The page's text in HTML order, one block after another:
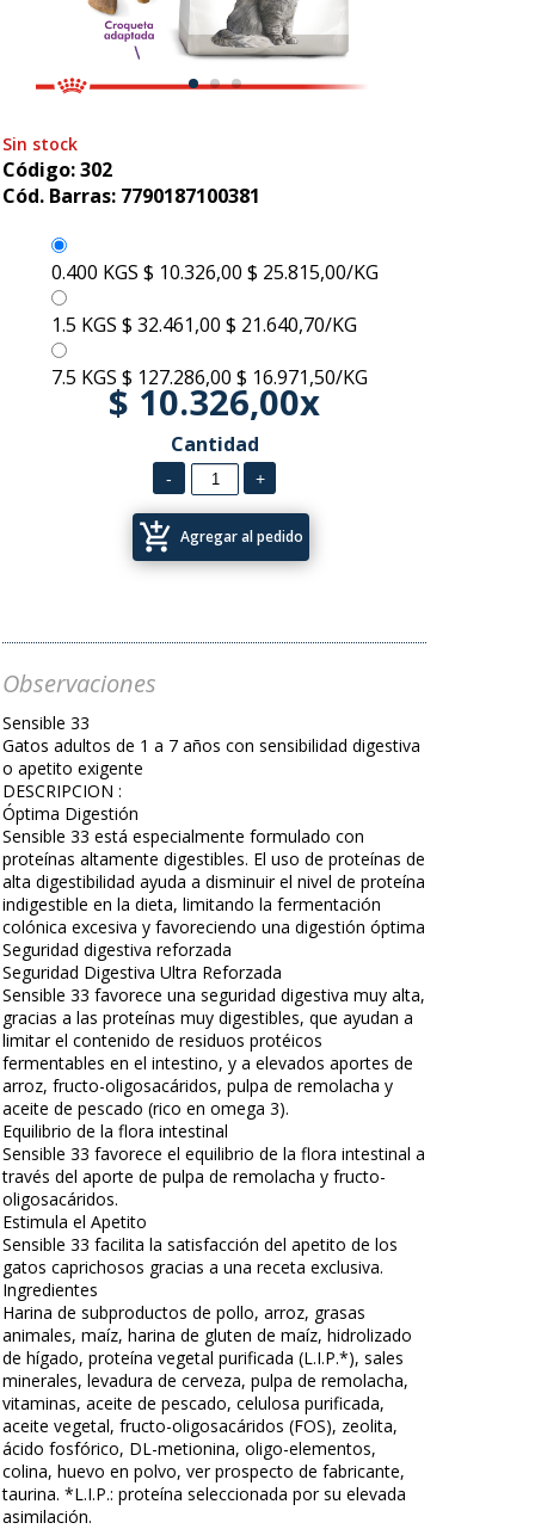
Sin stock
Código: 302
Cód. Barras: 7790187100381
0.400 KGS $ 10.326,00 $ 25.815,00/KG
1.5 KGS $ 32.461,00 $ 21.640,70/KG
7.5 KGS $ 127.286,00 $ 16.971,50/KG
$ 10.326,00x
Cantidad
add_shopping_cart Agregar al pedido
Observaciones
Sensible 33
Gatos adultos de 1 a 7 años con sensibilidad digestiva
o apetito exigente
DESCRIPCION :
Óptima Digestión
Sensible 33 está especialmente formulado con
proteínas altamente digestibles. El uso de proteínas de
alta digestibilidad ayuda a disminuir el nivel de proteína
indigestible en la dieta, limitando la fermentación
colónica excesiva y favoreciendo una digestión óptima
Seguridad digestiva reforzada
Seguridad Digestiva Ultra Reforzada
Sensible 33 favorece una seguridad digestiva muy alta,
gracias a las proteínas muy digestibles, que ayudan a
limitar el contenido de residuos protéicos
fermentables en el intestino, y a elevados aportes de
arroz, fructo-oligosacáridos, pulpa de remolacha y
aceite de pescado (rico en omega 3).
Equilibrio de la flora intestinal
Sensible 33 favorece el equilibrio de la flora intestinal a
través del aporte de pulpa de remolacha y fructo-
oligosacáridos.
Estimula el Apetito
Sensible 33 facilita la satisfacción del apetito de los
gatos caprichosos gracias a una receta exclusiva.
Ingredientes
Harina de subproductos de pollo, arroz, grasas
animales, maíz, harina de gluten de maíz, hidrolizado
de hígado, proteína vegetal purificada (L.I.P.*), sales
minerales, levadura de cerveza, pulpa de remolacha,
vitaminas, aceite de pescado, celulosa purificada,
aceite vegetal, fructo-oligosacáridos (FOS), zeolita,
ácido fosfórico, DL-metionina, oligo-elementos,
colina, huevo en polvo, ver prospecto de fabricante,
taurina. *L.I.P.: proteína seleccionada por su elevada
asimilación.